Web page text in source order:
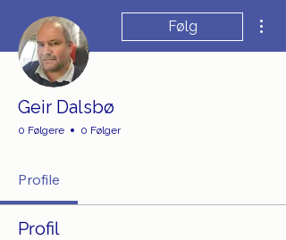
Følg
Geir Dalsbø
0 Følgere 0 Følger
Profile
Profil